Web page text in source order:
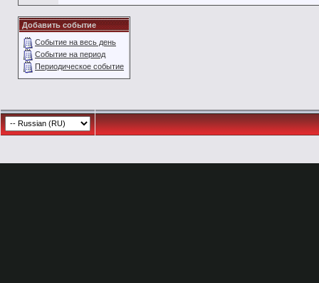
Добавить событие
Событие на весь день
Событие на период
Периодическое событие